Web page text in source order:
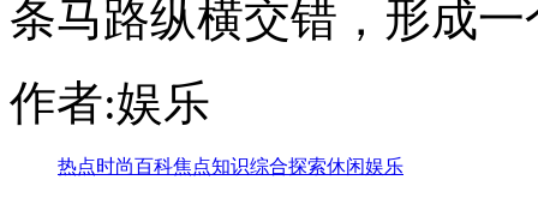
条马路纵横交错，形成
作者:娱乐
热点时尚百科焦点知识综合探索休闲娱乐